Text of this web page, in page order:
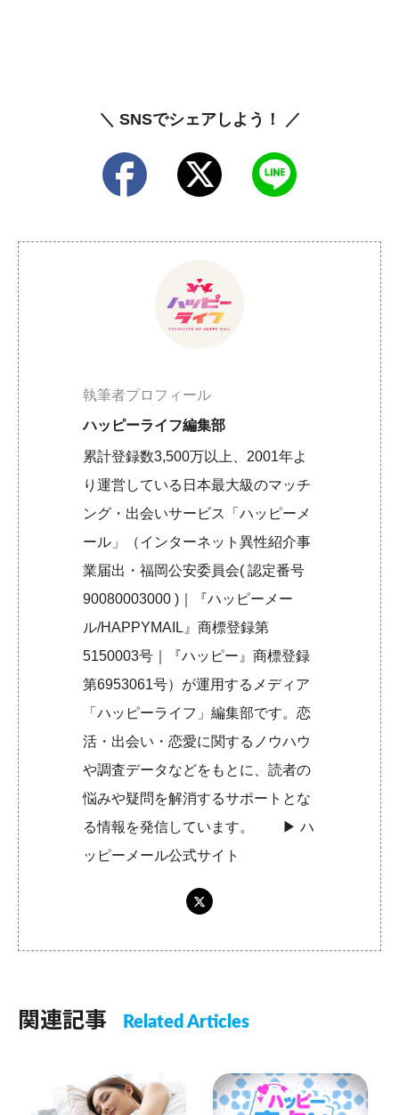
＼ SNSでシェアしよう！ ／
執筆者プロフィール
ハッピーライフ編集部
累計登録数3,500万以上、2001年よ
り運営している日本最大級のマッチ
ング・出会いサービス「ハッピーメ
ール」（インターネット異性紹介事
業届出・福岡公安委員会( 認定番号
90080003000 )｜『ハッピーメー
ル/HAPPYMAIL』商標登録第
5150003号｜『ハッピー』商標登録
第6953061号）が運用するメディア
「ハッピーライフ」編集部です。恋
活・出会い・恋愛に関するノウハウ
や調査データなどをもとに、読者の
悩みや疑問を解消するサポートとな
る情報を発信しています。 ▶︎ハ
ッピーメール公式サイト
関連記事 Related Articles